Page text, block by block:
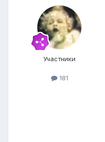
Участники
181